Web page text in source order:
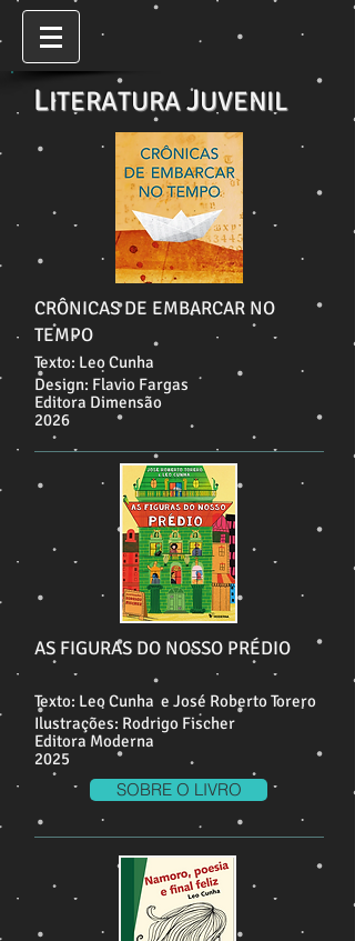
LITERATURAJUVENIL
CRÔNICAS DE EMBARCAR NO
TEMPO
Texto: Leo Cunha
Design: Flavio Fargas
Editora Dimensão
2026
AS FIGURAS DO NOSSO PRÉDIO
Texto: Leo Cunha e José Roberto Torero
Ilustrações: Rodrigo Fischer
Editora Moderna
2025
SOBRE O LIVRO